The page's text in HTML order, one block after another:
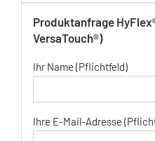
Produktanfrage
VersaTouch®)
Ihr Name (Pflichtfeld)
Ihre E-Mail-Adresse